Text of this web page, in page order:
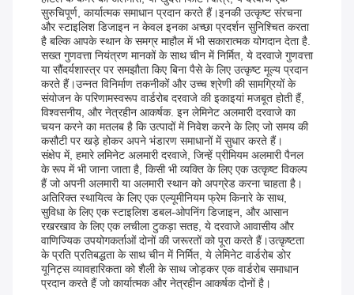
सुरुचिपूर्ण, कार्यात्मक समाधान प्रदान करते हैं।इनकी उत्कृष्ट संरचना
और स्टाइलिश डिजाइन न केवल इनका अच्छा प्रदर्शन सुनिश्चित करता
है बल्कि आपके स्थान के समग्र माहौल में भी सकारात्मक योगदान देता है.
सख्त गुणवत्ता नियंत्रण मानकों के साथ चीन में निर्मित, ये दरवाजे गुणवत्ता
या सौंदर्यशास्त्र पर समझौता किए बिना पैसे के लिए उत्कृष्ट मूल्य प्रदान
करते हैं।उन्नत विनिर्माण तकनीकों और उच्च श्रेणी की सामग्रियों के
संयोजन के परिणामस्वरूप वार्डरोब दरवाजे की इकाइयां मजबूत होती हैं,
विश्वसनीय, और नेत्रहीन आकर्षक. इन लेमिनेट अलमारी दरवाजे का
चयन करने का मतलब है कि उत्पादों में निवेश करने के लिए जो समय की
कसौटी पर खड़े होकर अपने भंडारण समाधानों में सुधार करते हैं।
संक्षेप में, हमारे लमिनेट अलमारी दरवाजे, जिन्हें प्रीमियम अलमारी पैनल
के रूप में भी जाना जाता है, किसी भी व्यक्ति के लिए एक उत्कृष्ट विकल्प
हैं जो अपनी अलमारी या अलमारी स्थान को अपग्रेड करना चाहता है।
अतिरिक्त स्थायित्व के लिए एक एल्यूमीनियम फ्रेम किनारे के साथ,
सुविधा के लिए एक स्टाइलिश डबल-ओपनिंग डिजाइन, और आसान
रखरखाव के लिए एक लचीला टुकड़ा सतह, ये दरवाजे आवासीय और
वाणिज्यिक उपयोगकर्ताओं दोनों की जरूरतों को पूरा करते हैं।उत्कृष्टता
के प्रति प्रतिबद्धता के साथ चीन में निर्मित, ये लेमिनेट वार्डरोब डोर
यूनिट्स व्यावहारिकता को शैली के साथ जोड़कर एक वार्डरोब समाधान
प्रदान करते हैं जो कार्यात्मक और नेत्रहीन आकर्षक दोनों है।